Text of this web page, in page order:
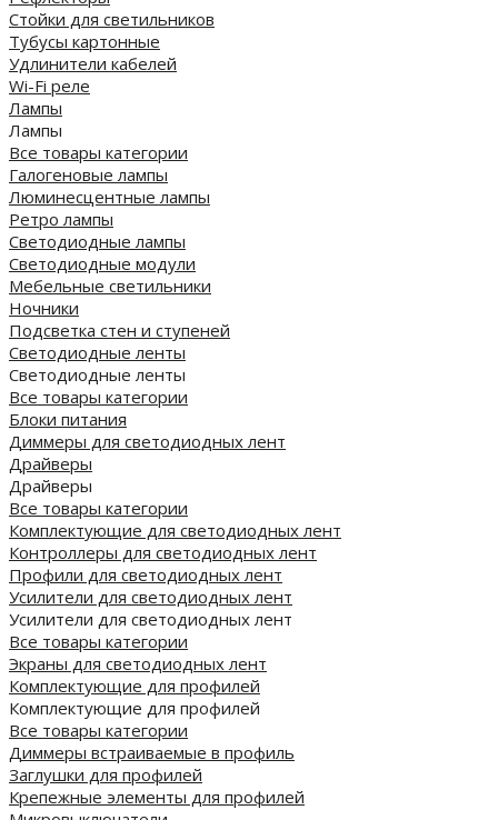
Стойки для светильников
Тубусы картонные
Удлинители кабелей
Wi-Fi реле
Лампы
Лампы
Все товары категории
Галогеновые лампы
Люминесцентные лампы
Ретро лампы
Светодиодные лампы
Светодиодные модули
Мебельные светильники
Ночники
Подсветка стен и ступеней
Светодиодные ленты
Светодиодные ленты
Все товары категории
Блоки питания
Диммеры для светодиодных лент
Драйверы
Драйверы
Все товары категории
Комплектующие для светодиодных лент
Контроллеры для светодиодных лент
Профили для светодиодных лент
Усилители для светодиодных лент
Усилители для светодиодных лент
Все товары категории
Экраны для светодиодных лент
Комплектующие для профилей
Комплектующие для профилей
Все товары категории
Диммеры встраиваемые в профиль
Заглушки для профилей
Крепежные элементы для профилей